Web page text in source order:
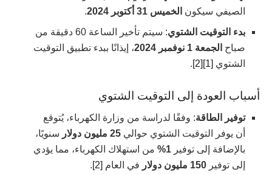
الصيفي سيكون الخميس 31 أكتوبر 2024
.
بدء التوقيت الشتوي
: سيتم تأخير الساعة 60 دقيقة من
صباح الجمعة 1 نوفمبر 2024
، إيذانًا ببدء تطبيق التوقيت
الشتوي [1]
[2]
.
أسباب العودة إلى التوقيت الشتوي
توفير الطاقة: وفقًا لدراسة من وزارة الكهرباء، يُتوقع
أن يوفر التوقيت الشتوي حوالي 25 مليون دولار
سنويًا،
بالإضافة إلى توفير 1%
من استهلاك الكهرباء، مما يؤدي
إلى توفير 150 مليون دولار في العام [2]
.